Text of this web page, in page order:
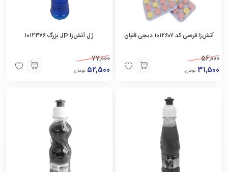
آتش‌زا قرصی کد ۱۰۱۲۶۰۷ دیجی قلیان
56,000
31,500 تومان
ژل آتش‌زا JP بزرگ ۱۰۱۲۳۷۶
77,000
52,500 تومان